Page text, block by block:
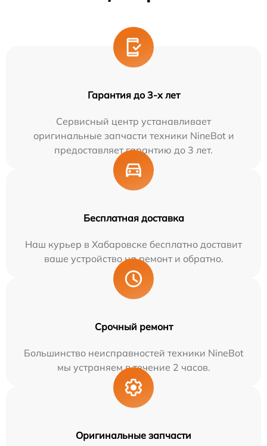
Гарантия до 3-х лет
Сервисный центр устанавливает
оригинальные запчасти техники NineBot и
предоставляет гарантию до 3 лет.
Бесплатная доставка
Наш курьер в Хабаровске бесплатно доставит
ваше устройство на ремонт и обратно.
Срочный ремонт
Большинство неисправностей техники NineBot
мы устраняем в течение 2 часов.
Оригинальные запчасти